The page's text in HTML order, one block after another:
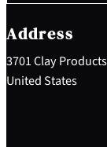
c
h
Address
3701 Clay
United States